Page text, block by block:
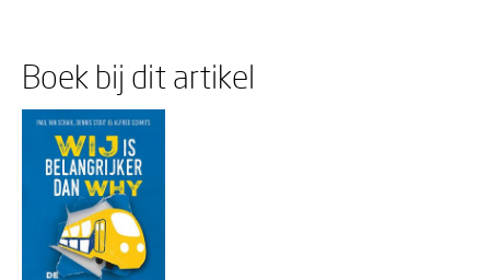
Boek bij dit artikel